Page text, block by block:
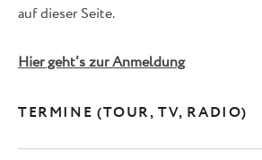
auf dieser Seite.
Hier geht’s zur Anmeldung
TERMINE (TOUR, TV, RADIO)